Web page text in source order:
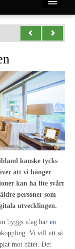
kanske tycks
att vi hänger
kan ha lite svårt
personer som
utvecklingen.
byggs idag har en
Vi vill att så
mot nätet. Det